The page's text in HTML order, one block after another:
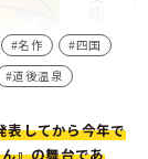
名作
四国
道後温泉
表してから今年で
』の舞台であ